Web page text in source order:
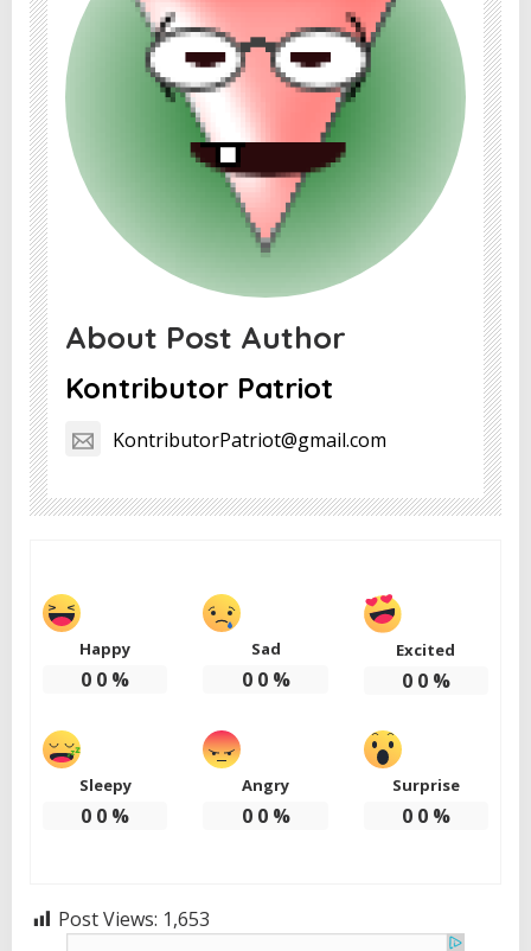
About Post Author
Kontributor Patriot
KontributorPatriot@gmail.com
Happy
0 0 %
Sad
0 0%
Excited
0 0%
Sleepy
0 0 %
Angry
0 0%
Surprise
0 0%
Post Views: 1,653